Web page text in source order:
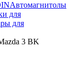
Автомагнитолы
для
для
3 BK